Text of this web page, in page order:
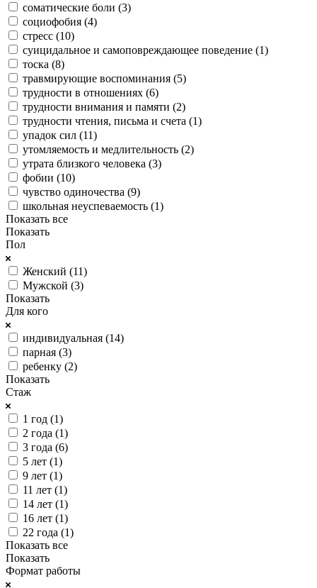
соматические боли (3)
социофобия (4)
стресс (10)
суицидальное и самоповреждающее поведение (1)
тоска (8)
травмирующие воспоминания (5)
трудности в отношениях (6)
трудности внимания и памяти (2)
трудности чтения, письма и счета (1)
упадок сил (11)
утомляемость и медлительность (2)
утрата близкого человека (3)
фобии (10)
чувство одиночества (9)
школьная неуспеваемость (1)
Показать все
Показать
Пол
Женский (11)
Мужской (3)
Показать
Для кого
индивидуальная (14)
парная (3)
ребенку (2)
Показать
Стаж
1 год (1)
2 года (1)
3 года (6)
5 лет (1)
9 лет (1)
11 лет (1)
14 лет (1)
16 лет (1)
22 года (1)
Показать все
Показать
Формат работы